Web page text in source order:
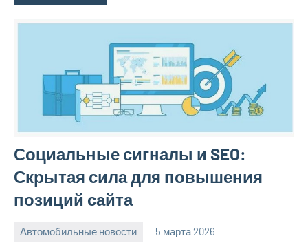
Социальные сигналы и SEO:
Скрытая сила для повышения
позиций сайта
Автомобильные новости 5 марта 2026